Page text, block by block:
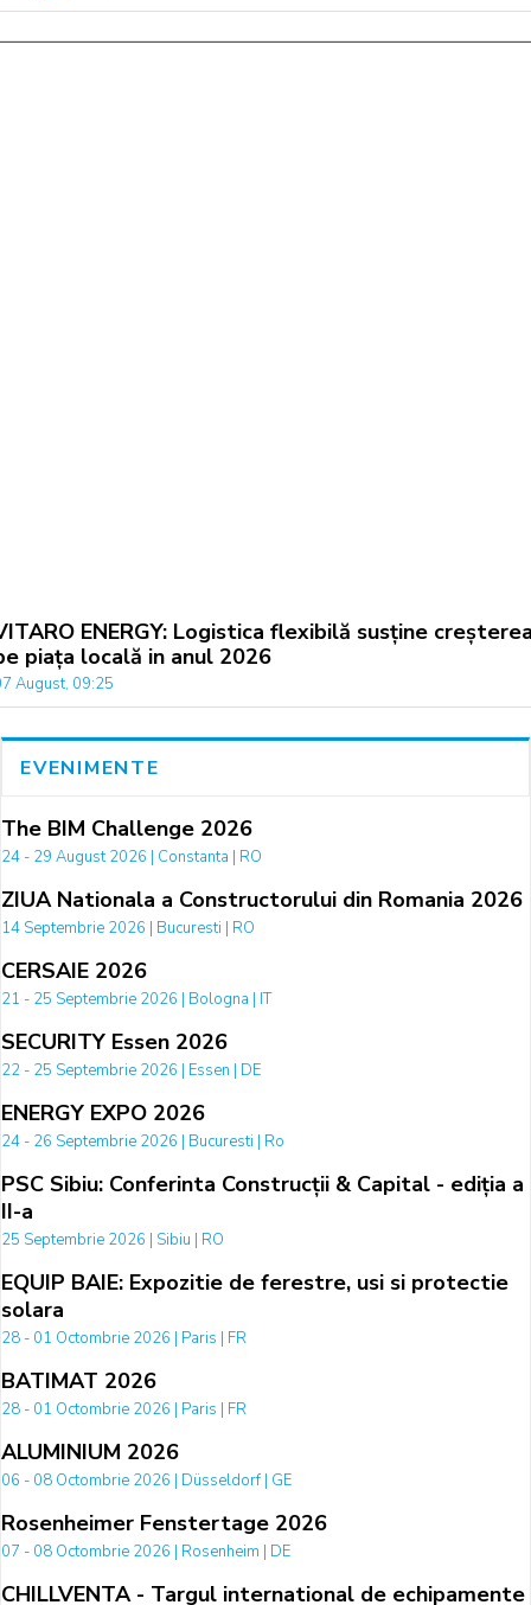
ENERGY: Logistica flexibilă susține
piața locală in anul 2026
August, 09:25
EVENIMENTE
The BIM Challenge 2026
24 - 29 August 2026 | Constanta | RO
ZIUA Nationala a Constructorului din Romania 2026
14 Septembrie 2026 | Bucuresti | RO
CERSAIE 2026
21 - 25 Septembrie 2026 | Bologna | IT
SECURITY Essen 2026
22 - 25 Septembrie 2026 | Essen | DE
ENERGY EXPO 2026
24 - 26 Septembrie 2026 | Bucuresti | Ro
PSC Sibiu: Conferinta Construcții & Capital - ediția a
II-a
25 Septembrie 2026 | Sibiu | RO
EQUIP BAIE: Expozitie de ferestre, usi si protectie
solara
28 - 01 Octombrie 2026 | Paris | FR
BATIMAT 2026
28 - 01 Octombrie 2026 | Paris | FR
ALUMINIUM 2026
06 - 08 Octombrie 2026 | Düsseldorf | GE
Rosenheimer Fenstertage 2026
07 - 08 Octombrie 2026 | Rosenheim | DE
CHILLVENTA - Targul international de echipamente